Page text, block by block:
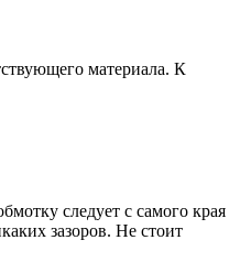
материала. К
следует с самого края
зазоров. Не стоит